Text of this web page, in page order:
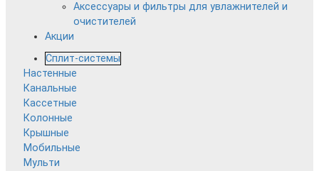
Аксессуары и фильтры для увлажнителей и
очистителей
Акции
Сплит-системы
Настенные
Канальные
Кассетные
Колонные
Крышные
Мобильные
Мульти